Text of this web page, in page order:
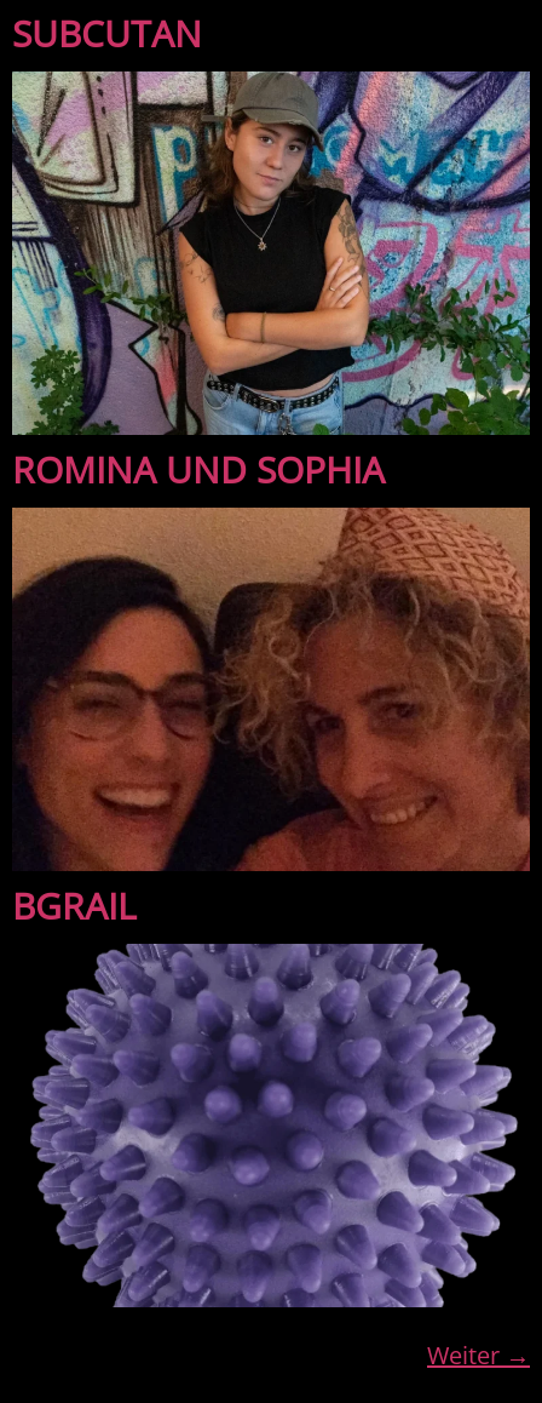
SUBCUTAN
ROMINA UND SOPHIA
BGRAIL
Weiter →